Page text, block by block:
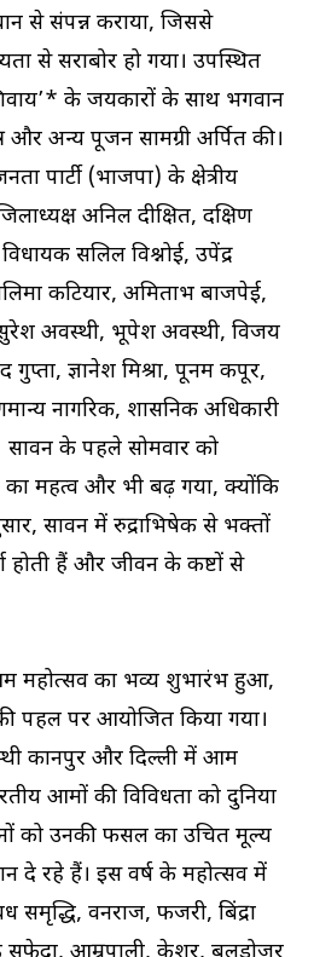
से संपन्न कराया, जिससे
से सराबोर हो गया। उपस्थित
के जयकारों के साथ भगवान
अन्य पूजन सामग्री अर्पित की।
पार्टी (भाजपा) के क्षेत्रीय
अनिल दीक्षित, दक्षिण
सलिल विश्नोई, उपेंद्र
कटियार, अमिताभ बाजपेई,
अवस्थी, भूपेश अवस्थी, विजय
गुप्ता, ज्ञानेश मिश्रा, पूनम कपूर,
नागरिक, प्रशासनिक अधिकारी
सावन के पहले सोमवार को
महत्व और भी बढ़ गया, क्योंकि
सावन में रुद्राभिषेक से भक्तों
होती हैं और जीवन के कष्टों से
महोत्सव का भव्य शुभारंभ हुआ,
पहल पर आयोजित किया गया।
कानपुर और दिल्ली में आम
आमों की विविधता को दुनिया
को उनकी फसल का उचित मूल्य
दे रहे हैं। इस वर्ष के महोत्सव में
वनराज, फजरी, बिंद्रा